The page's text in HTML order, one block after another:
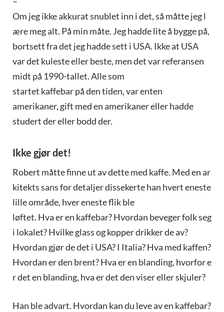
Om jeg ikke akkurat snublet inn i det, så måtte jeg l
ære meg alt. På min måte. Jeg hadde lite å bygge på,
bortsett fra det jeg hadde sett i USA. Ikke at USA
var det kuleste eller beste, men det var referansen
midt på 1990-tallet. Alle som
startet kaffebar på den tiden, var enten
amerikaner, gift med en amerikaner eller hadde
studert der eller bodd der.
Ikke gjør det!
Robert måtte finne ut av dette med kaffe. Med en ar
kitekts sans for detaljer dissekerte han hvert eneste
lille område, hver eneste flik ble
løftet. Hva er en kaffebar? Hvordan beveger folk seg
i lokalet? Hvilke glass og kopper drikker de av?
Hvordan gjør de det i USA? I Italia? Hva med kaffen?
Hvordan er den brent? Hva er en blanding, hvorfor e
r det en blanding, hva er det den viser eller skjuler?
Han ble advart. Hvordan kan du leve av en kaffebar?